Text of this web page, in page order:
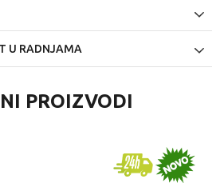
U RADNJAMA
PROIZVODI